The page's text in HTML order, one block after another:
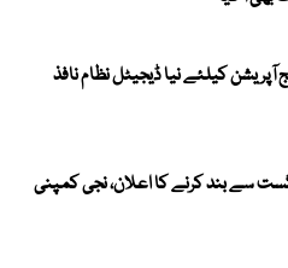
حج آپریشن کیلئے نیا ڈیجیٹل نظام نافذ
بس سروس 11 اگست سے بند کرنے کا اعلان، نجی کمپنی